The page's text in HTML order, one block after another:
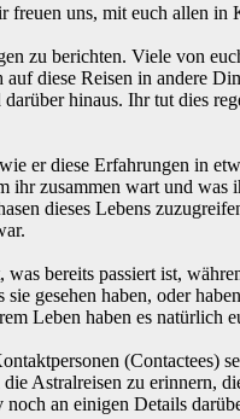
freuen uns, mit euch allen in
zu berichten. Viele von
diese Reisen in andere
hinaus. Ihr tut dies
er diese Erfahrungen in
zusammen wart und
dieses Lebens
bereits passiert ist,
gesehen haben, oder
Leben haben es natürlich
Astralreisen zu erinnern,
an einigen Details